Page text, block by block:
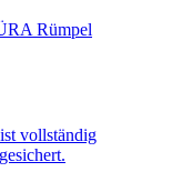
vollständig